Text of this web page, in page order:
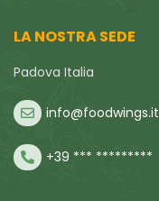
LA NOSTRA SEDE
Padova Italia
info@foodwings.it
+39 *** *********